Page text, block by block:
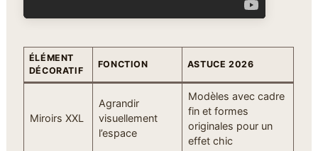
ÉLÉMENT
DÉCORATIF
FONCTION ASTUCE 2026
Miroirs XXL
Agrandir
visuellement
l’espace
Modèles avec cadre
fin et formes
originales pour un
effet chic